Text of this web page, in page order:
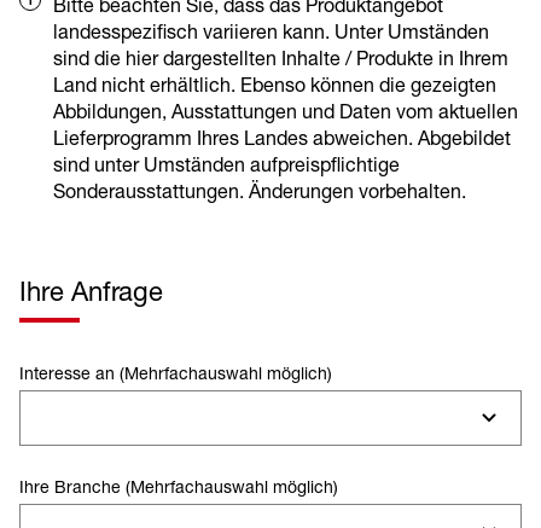
Bitte beachten Sie, dass das Produktangebot
landesspezifisch variieren kann. Unter Umständen
sind die hier dargestellten Inhalte / Produkte in Ihrem
Land nicht erhältlich. Ebenso können die gezeigten
Abbildungen, Ausstattungen und Daten vom aktuellen
Lieferprogramm Ihres Landes abweichen. Abgebildet
sind unter Umständen aufpreispflichtige
Sonderausstattungen. Änderungen vorbehalten.
Ihre Anfrage
Interesse an (Mehrfachauswahl möglich)
Ihre Branche (Mehrfachauswahl möglich)